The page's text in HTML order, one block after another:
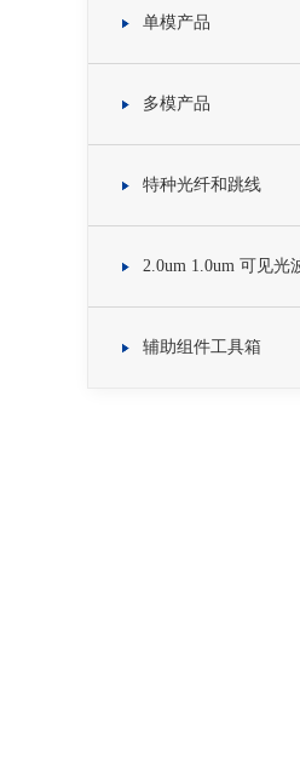
单模产品
多模产品
特种光纤和跳线
2.0um 1.0um 可见光
辅助组件工具箱